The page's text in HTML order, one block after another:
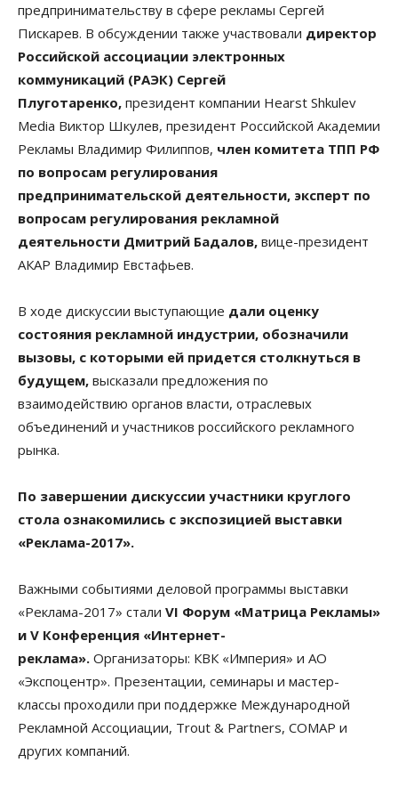
предпринимательству в сфере рекламы Сергей
Пискарев. В обсуждении также участвовали директор
Российской ассоциации электронных
коммуникаций (РАЭК) Сергей
Плуготаренко, президент компании Hearst Shkulev
Media Виктор Шкулев, президент Российской Академии
Рекламы Владимир Филиппов, член комитета ТПП РФ
по вопросам регулирования
предпринимательской деятельности, эксперт по
вопросам регулирования рекламной
деятельности Дмитрий Бадалов, вице-президент
АКАР Владимир Евстафьев.
В ходе дискуссии выступающие дали оценку
состояния рекламной индустрии, обозначили
вызовы, с которыми ей придется столкнуться в
будущем, высказали предложения по
взаимодействию органов власти, отраслевых
объединений и участников российского рекламного
рынка.
По завершении дискуссии участники круглого
стола ознакомились с экспозицией выставки
«Реклама-2017».
Важными событиями деловой программы выставки
«Реклама-2017» стали VI Форум «Матрица Рекламы»
и V Конференция «Интернет-
реклама». Организаторы: КВК «Империя» и АО
«Экспоцентр». Презентации, семинары и мастер-
классы проходили при поддержке Международной
Рекламной Ассоциации, Trout & Partners, СОМАР и
других компаний.